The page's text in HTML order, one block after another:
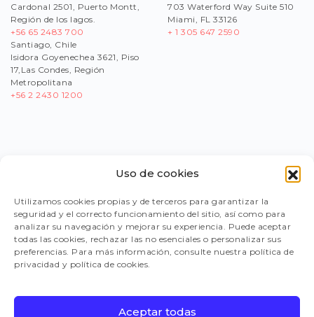
Uso de cookies
Utilizamos cookies propias y de terceros para garantizar la
seguridad y el correcto funcionamiento del sitio, así como para
analizar su navegación y mejorar su experiencia. Puede aceptar
todas las cookies, rechazar las no esenciales o personalizar sus
preferencias. Para más información, consulte nuestra política de
privacidad y política de cookies.
Aceptar todas
Cardonal 2501, Puerto Montt,
Región de los lagos.
+56 65 2483 700
Santiago, Chile
Isidora Goyenechea 3621, Piso
17,Las Condes, Región
Metropolitana
+56 2 2430 1200
703 Waterford Way Suite 510
Miami, FL 33126
+ 1 305 647 2590
PORTAL PROVEEDORES
LEGISLACIÓN